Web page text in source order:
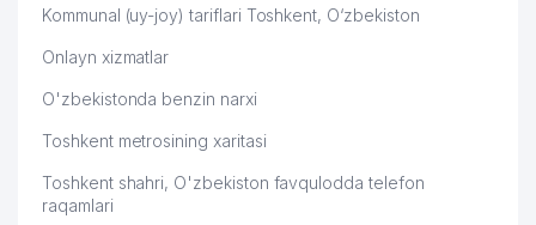
Kommunal (uy-joy) tariflari Toshkent, O‘zbekiston
Onlayn xizmatlar
O'zbekistonda benzin narxi
Toshkent metrosining xaritasi
Toshkent shahri, O'zbekiston favqulodda telefon
raqamlari